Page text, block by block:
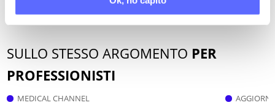
SULLO STESSO ARGOMENTO PER
PROFESSIONISTI
MEDICAL CHANNEL